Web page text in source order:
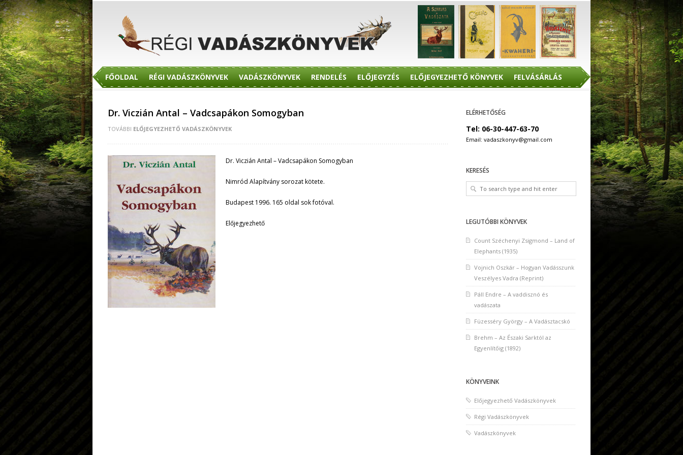
FŐOLDAL RÉGI VADÁSZKÖNYVEK VADÁSZKÖNYVEK RENDELÉS ELŐJEGYZÉS ELŐJEGYEZHETŐ KÖNYVEK FELVÁSÁRLÁS
Dr. Viczián Antal – Vadcsapákon Somogyban
TOVÁBBI ELŐJEGYEZHETŐ VADÁSZKÖNYVEK
Dr. Viczián Antal – Vadcsapákon Somogyban
Nimród Alapítvány sorozat kötete.
Budapest 1996. 165 oldal sok fotóval.
Előjegyezhető
ELÉRHETŐSÉG
Tel: 06-30-447-63-70
Email: vadaszkonyv@gmail.com
KERESÉS
LEGUTÓBBI KÖNYVEK
Count Széchenyi Zsigmond – Land of
Elephants (1935)
Vojnich Oszkár – Hogyan Vadásszunk
Veszélyes Vadra (Reprint)
Páll Endre – A vaddisznó és
vadászata
Füzesséry György – A Vadásztacskó
Brehm – Az Északi Sarktól az
Egyenlítőig (1892)
KÖNYVEINK
Előjegyezhető Vadászkönyvek
Régi Vadászkönyvek
Vadászkönyvek